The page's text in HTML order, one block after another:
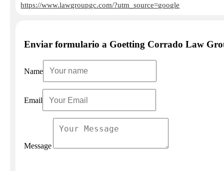
https://www.lawgroupgc.com/?utm_source=google
Enviar formulario a Goetting Corrado Law
Name
Email
Message